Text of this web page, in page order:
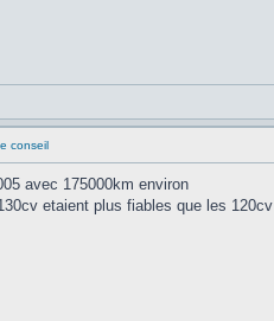
conseil
avec 175000km environ
etaient plus fiables que les 120cv